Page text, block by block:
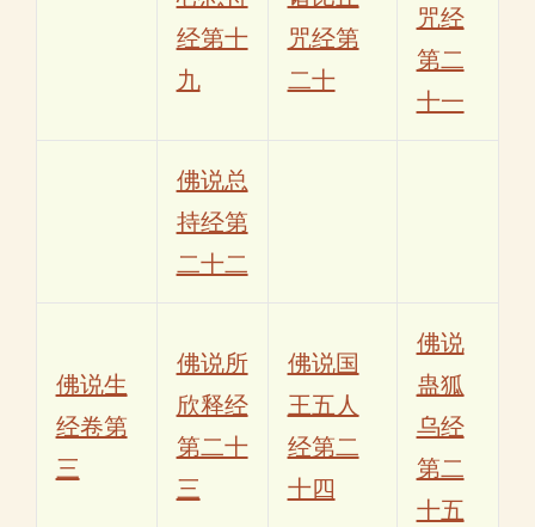
经第十
九
咒经第
二十
咒经
第二
十一
佛说总
持经第
二十二
佛说生
经卷第
三
佛说所
欣释经
第二十
三
佛说国
王五人
经第二
十四
佛说
蛊狐
乌经
第二
十五